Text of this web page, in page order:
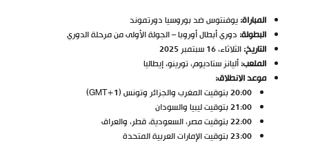
المباراة:يوفنتوس ضد بوروسيا دورتموند
البطولة: دوري أبطال أوروبا – الجولة الأولى من مرحلة الدوري
التاريخ:الثلاثاء، 16 سبتمبر 2025
الملعب:أليانز ستاديوم، تورينو، إيطاليا
موعد الانطلاق:
20:00 بتوقيت المغرب والجزائر وتونس (GMT+1)
21:00 بتوقيت ليبيا والسودان
22:00 بتوقيت مصر، السعودية، قطر، والعراق
23:00 بتوقيت الإمارات العربية المتحدة